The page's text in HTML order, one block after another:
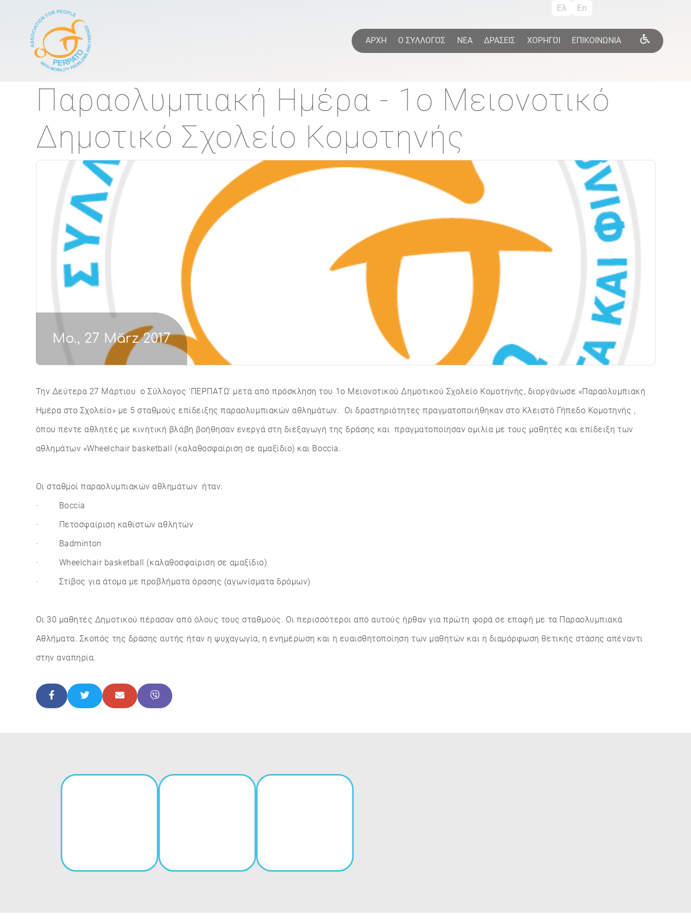
Inhalt
ΑΡΧΗ Ο ΣΥΛΛΟΓΟΣ ΝΕΑ ΔΡΑΣΕΙΣ ΧΟΡΗΓΟΙ ΕΠΙΚΟΙΝΩΝΙΑ
Ελ En
Παραολυμπιακή Ημέρα - 1ο Μειονοτικό
Δημοτικό Σχολείο Κομοτηνής
Mo., 27 März 2017
Την Δεύτερα 27 Μάρτιου ο Σύλλογος 'ΠΕΡΠΑΤΩ' μετά από πρόσκληση του 1ο Μειονοτικού Δημοτικού Σχολείο Κομοτηνής, διοργάνωσε «Παραολυμπιακή
Ημέρα στο Σχολείο» με 5 σταθμούς επίδειξης παραολυμπιακών αθλημάτων. Οι δραστηριότητες πραγματοποιήθηκαν στο Κλειστό Γήπεδο Κομοτηνής ,
όπου πέντε αθλητές με κινητική βλάβη βοήθησαν ενεργά στη διεξαγωγή της δράσης και πραγματοποίησαν ομιλία με τους μαθητές και επίδειξη των
αθλημάτων «Wheelchair basketball (καλαθοσφαίριση σε αμαξίδιο) και Boccia.
Οι σταθμοί παραολυμπιακών αθλημάτων ήταν:
· Boccia
· Πετοσφαίριση καθιστών αθλητών
· Badminton
· Wheelchair basketball (καλαθοσφαίριση σε αμαξίδιο)
· Στίβος για άτομα με προβλήματα όρασης (αγωνίσματα δρόμων)
Οι 30 μαθητές Δημοτικού πέρασαν από όλους τους σταθμούς. Οι περισσότεροι από αυτούς ήρθαν για πρώτη φορά σε επαφή με τα Παραολυμπιακά
Αθλήματα. Σκοπός της δράσης αυτής ήταν η ψυχαγωγία, η ενημέρωση και η ευαισθητοποίηση των μαθητών και η διαμόρφωση θετικής στάσης απέναντι
στην αναπηρία.